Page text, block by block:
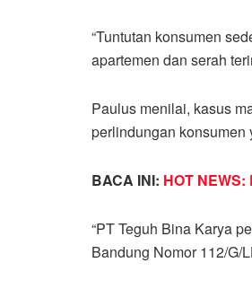
“Tuntutan konsumen
apartemen dan serah
Paulus menilai, kasus
perlindungan konsumen
BACA INI: HOT
“PT Teguh Bina Karya
Bandung Nomor 112/G/